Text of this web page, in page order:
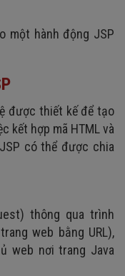
một hành động JSP
được thiết kế để tạo
kết hợp mã HTML và
có thể được chia
thông qua trình
web bằng URL),
web nơi trang Java